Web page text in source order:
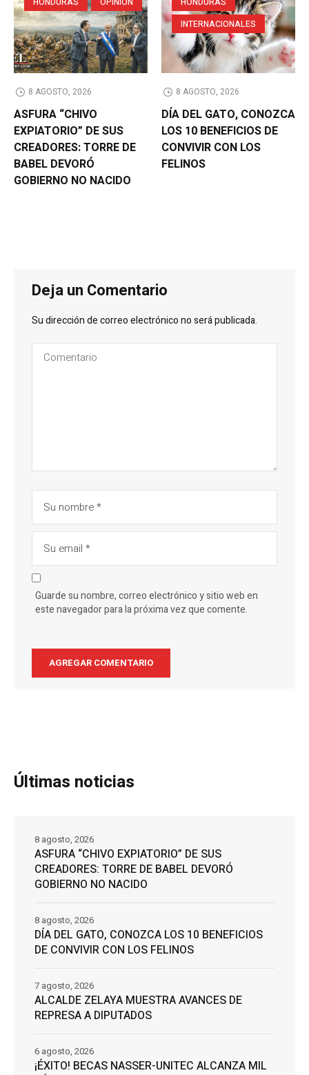
8 AGOSTO, 2026
ASFURA “CHIVO
EXPIATORIO” DE SUS
CREADORES: TORRE DE
BABEL DEVORÓ
GOBIERNO NO NACIDO
INTERNACIONALES
8 AGOSTO, 2026
DÍA DEL GATO, CONOZCA
LOS 10 BENEFICIOS DE
CONVIVIR CON LOS
FELINOS
Deja un Comentario
Su dirección de correo electrónico no será publicada.
Guarde su nombre, correo electrónico y sitio web en
este navegador para la próxima vez que comente.
Últimas noticias
ASFURA “CHIVO EXPIATORIO” DE SUS
CREADORES: TORRE DE BABEL DEVORÓ
GOBIERNO NO NACIDO
8 agosto, 2026
DÍA DEL GATO, CONOZCA LOS 10 BENEFICIOS
DE CONVIVIR CON LOS FELINOS
8 agosto, 2026
ALCALDE ZELAYA MUESTRA AVANCES DE
REPRESA A DIPUTADOS
7 agosto, 2026
¡ÉXITO! BECAS NASSER-UNITEC ALCANZA MIL
6 agosto, 2026